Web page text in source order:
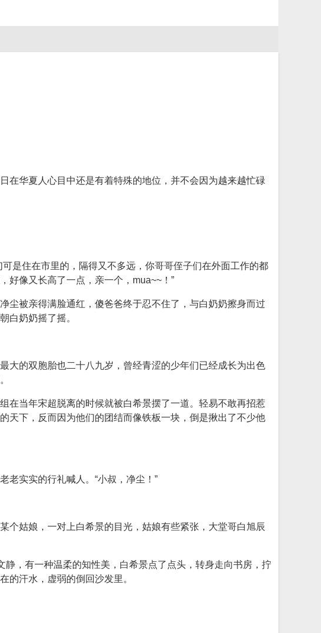
在华夏人心目中还是有着特殊的地位，并不会因为越来越忙碌
是住在市里的，隔得又不多远，你哥哥侄子们在外面工作的都
像又长高了一点，亲一个，mua~~！”
尘被亲得满脸通红，傻爸爸终于忍不住了，与白奶奶擦身而过
白奶奶摇了摇。
大的双胞胎也二十八九岁，曾经青涩的少年们已经成长为出色
在当年宋超脱离的时候就被白希景摆了一道。轻易不敢再招惹
天下，反而因为他们的团结而像铁板一块，倒是揪出了不少他
老实实的行礼喊人。“小叔，净尘！”
个姑娘，一对上白希景的目光，姑娘有些紧张，大堂哥白旭辰
，有一种温柔的知性美，白希景点了点头，转身走向书房，拧
的汗水，虚弱的倒回沙发里。